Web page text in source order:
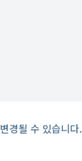
경될 수 있습니다.